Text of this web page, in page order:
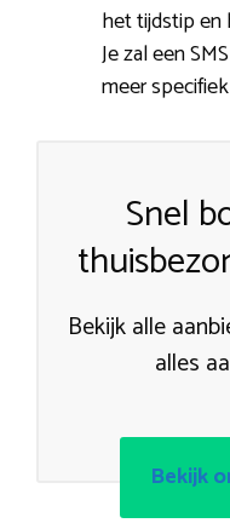
het tijdstip en
Je zal een
meer
Snel
Bekijk alle
alles
Bekijk